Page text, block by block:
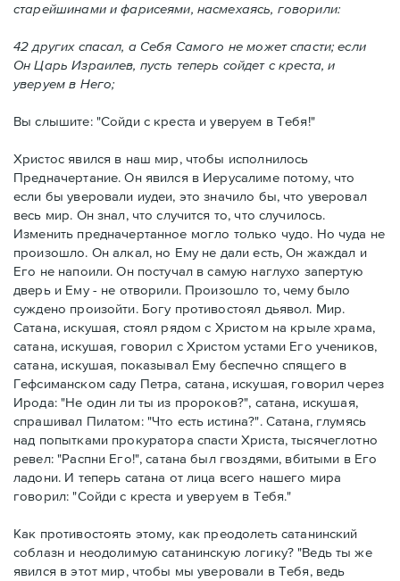
старейшинами и фарисеями, насмехаясь, говорили:
42 других спасал, а Себя Самого не может спасти; если
Он Царь Израилев, пусть теперь сойдет с креста, и
уверуем в Него;
Вы слышите: "Сойди с креста и уверуем в Тебя!"
Христос явился в наш мир, чтобы исполнилось
Предначертание. Он явился в Иерусалиме потому, что
если бы уверовали иудеи, это значило бы, что уверовал
весь мир. Он знал, что случится то, что случилось.
Изменить предначертанное могло только чудо. Но чуда не
произошло. Он алкал, но Ему не дали есть, Он жаждал и
Его не напоили. Он постучал в самую наглухо запертую
дверь и Ему - не отворили. Произошло то, чему было
суждено произойти. Богу противостоял дьявол. Мир.
Сатана, искушая, стоял рядом с Христом на крыле храма,
сатана, искушая, говорил с Христом устами Его учеников,
сатана, искушая, показывал Ему беспечно спящего в
Гефсиманском саду Петра, сатана, искушая, говорил через
Ирода: "Не один ли ты из пророков?", сатана, искушая,
спрашивал Пилатом: "Что есть истина?". Сатана, глумясь
над попытками прокуратора спасти Христа, тысячеглотно
ревел: "Распни Его!", сатана был гвоздями, вбитыми в Его
ладони. И теперь сатана от лица всего нашего мира
говорил: "Сойди с креста и уверуем в Тебя."
Как противостоять этому, как преодолеть сатанинский
соблазн и неодолимую сатанинскую логику? "Ведь ты же
явился в этот мир, чтобы мы уверовали в Тебя, ведь